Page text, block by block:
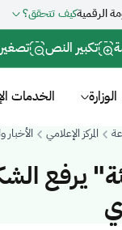
الرقميةكيف تتحقق؟
تكبير النص
الوزارة الخدمات
المركز الإعلامي
يرفع